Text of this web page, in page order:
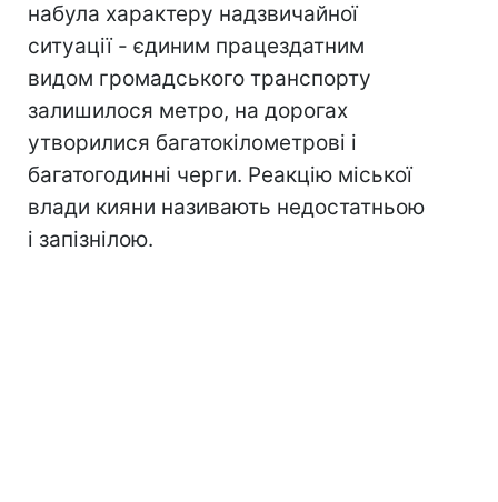
набула характеру надзвичайної
ситуації - єдиним працездатним
видом громадського транспорту
залишилося метро, на дорогах
утворилися багатокілометрові і
багатогодинні черги. Реакцію міської
влади кияни називають недостатньою
і запізнілою.